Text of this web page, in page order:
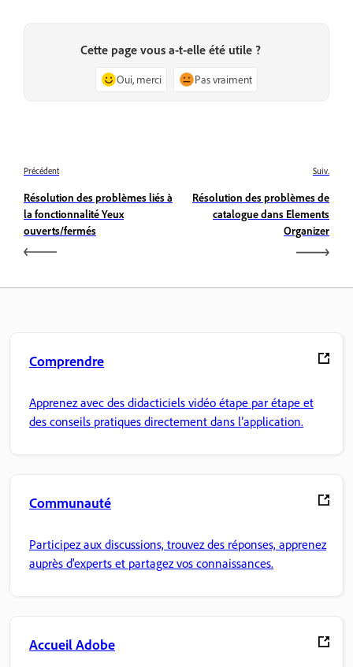
Cette page vous a-t-elle été utile ?
Oui, merci Pas vraiment
Précédent
Résolution des problèmes liés à
la fonctionnalité Yeux
ouverts/fermés
Suiv.
Résolution des problèmes de
catalogue dans Elements
Organizer
Comprendre
Apprenez avec des didacticiels vidéo étape par étape et
des conseils pratiques directement dans l’application.
Communauté
Participez aux discussions, trouvez des réponses, apprenez
auprès d'experts et partagez vos connaissances.
Accueil Adobe